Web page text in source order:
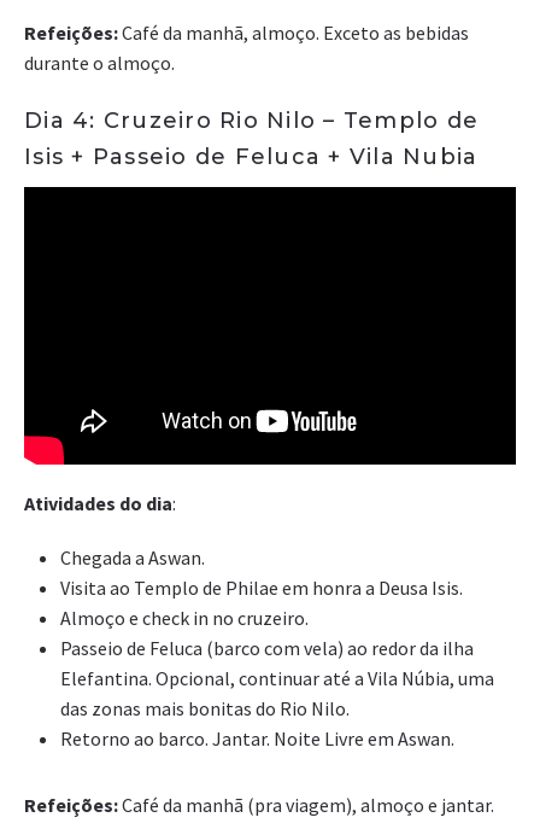
Refeições:Café da manhã, almoço. Exceto as bebidas
durante o almoço.
Dia 4: Cruzeiro Rio Nilo – Templo de
Isis + Passeio de Feluca + Vila Nubia
Atividades do dia:
Chegada a Aswan.
Visita ao Templo de Philae em honra a Deusa Isis.
Almoço e check in no cruzeiro.
Passeio de Feluca (barco com vela) ao redor da ilha
Elefantina. Opcional, continuar até a Vila Núbia, uma
das zonas mais bonitas do Rio Nilo.
Retorno ao barco. Jantar. Noite Livre em Aswan.
Refeições:Café da manhã (pra viagem), almoço e jantar.